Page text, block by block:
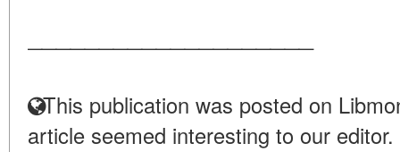
This publication was posted on
article seemed interesting to our editor.